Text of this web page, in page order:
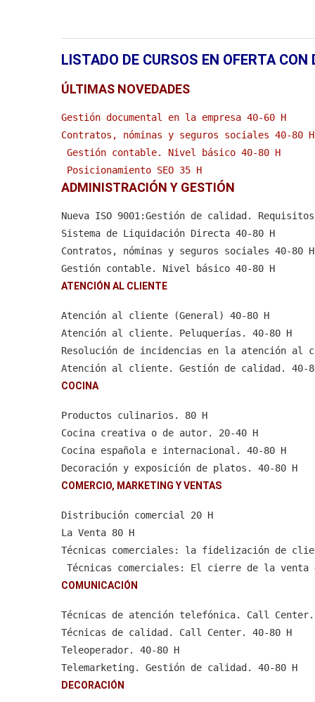
LISTADO DE CURSOS EN OFERTA CON
ÚLTIMAS NOVEDADES
Gestión documental en la empresa 40-60 H
Contratos, nóminas y seguros sociales 40-80 H
Gestión contable. Nivel básico 40-80 H
Posicionamiento SEO 35 H
Nuevo Reglamento Europeo de Protección de
Distribución comercial 20 H
Operador de carretillas elevadoras 15 H
El corte de jamón 15 H
Compliance. Prevención de Riesgos Penales en
Sistema APPCC 60H
Alergias alimentarias 40-60 H
Primeros auxilios en la empresa 40-60 H
Nueva ISO 9001:Gestión de calidad.
Excel 2013 40-80 H
Word 2013 40-80 H
Prevención Riesgos Laborales.Personal de
Office 2013.Word y Excel 40-80 H
UF0036 Gestión de la atención al cliente/
Alimentación y nutrición en la tercera edad
Prevención Riesgos Laborales. Oficinas y
Información y etiquetado nutricional 40-80 H
Alérgenos e intolerancias en comercios y
Guía práctica de inglés para camareros 20-40
Diseño de dietas especiales 40-80 H
Animación en el punto de venta 20-40 H
Técnicas de merchandising 20-40 H
ADMINISTRACIÓN Y GESTIÓN
Nueva ISO 9001:Gestión de calidad.
Sistema de Liquidación Directa 40-80 H
Contratos, nóminas y seguros sociales 40-80 H
Gestión contable. Nivel básico 40-80 H
Gestión documental en la empresa 40-60 H
ATENCIÓN AL CLIENTE
Atención al cliente (General) 40-80 H
Atención al cliente. Peluquerías. 40-80 H
Resolución de incidencias en la atención al
Atención al cliente. Gestión de calidad. 40-
Atención al cliente. Técnicas de
COCINA
Productos culinarios. 80 H
Cocina creativa o de autor. 20-40 H
Cocina española e internacional. 40-80 H
Decoración y exposición de platos. 40-80 H
Elaboraciones básicas y platos elementales
Cocina creativa, Decoración y exposición de
COMERCIO, MARKETING Y VENTAS
Distribución comercial 20 H
La Venta 80 H
Técnicas comerciales: la fidelización de
Técnicas comerciales: El cierre de la venta
Técnicas comerciales: Gestión de objeciones
Técnicas de venta. Preparación de la visita
Técnicas de venta. La satisfacción del cliente
Técnicas de venta. Marketing e imagen 40-80 H
Técnicas de venta. La escucha activa 40-80 H
Técnicas de venta. Programación
COMUNICACIÓN
Técnicas de atención telefónica. Call Center.
Técnicas de calidad. Call Center. 40-80 H
Teleoperador. 40-80 H
Telemarketing. Gestión de calidad. 40-80 H
Técnicas de Telemarketing. 80 H
DECORACIÓN